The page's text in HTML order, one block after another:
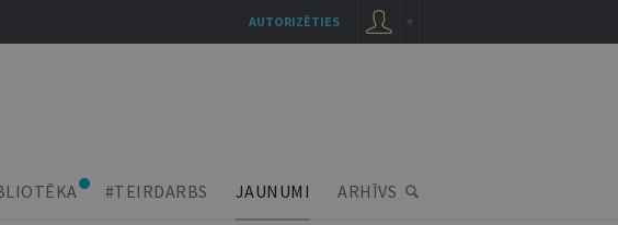
#TEIRDARBS JAUNUMI ARHĪVS
AUTORIZĒTIES